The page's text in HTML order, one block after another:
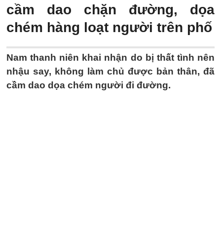
cầm dao chặn đường, dọa
chém hàng loạt người trên phố
Nam thanh niên khai nhận do bị thất tình nên
nhậu say, không làm chủ được bản thân, đã
cầm dao dọa chém người đi đường.